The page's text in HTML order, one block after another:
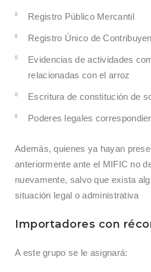
Registro Público Mercantil
Registro Único de
Evidencias de actividades
relacionadas con el arroz
Escritura de constitución de
Poderes legales
Además, quienes ya hayan
anteriormente ante el MIFIC no
nuevamente, salvo que exista
situación legal o administrativa
Importadores con
A este grupo se le asignará: